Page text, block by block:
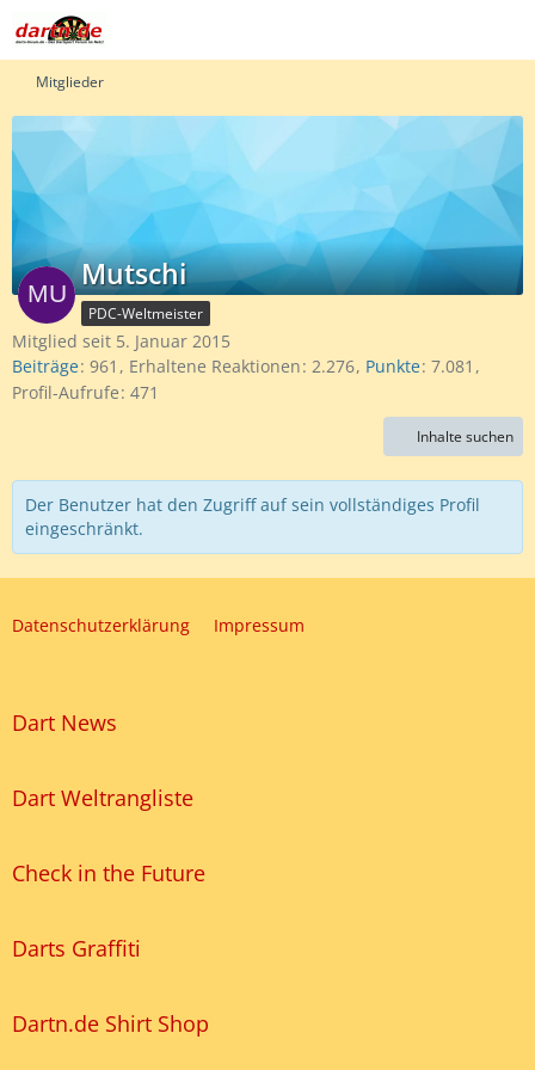
Mitglieder
Mutschi
PDC-Weltmeister
Mitglied seit 5. Januar 2015
Beiträge 961 Erhaltene Reaktionen 2.276 Punkte 7.081
Profil-Aufrufe 471
Inhalte suchen
Der Benutzer hat den Zugriff auf sein vollständiges Profil
eingeschränkt.
Datenschutzerklärung Impressum
Dart News
Dart Weltrangliste
Check in the Future
Darts Graffiti
Dartn.de Shirt Shop